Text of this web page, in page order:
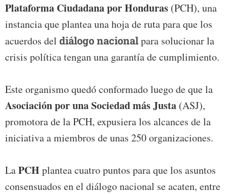
Plataforma Ciudadana por Honduras (PCH), una
instancia que plantea una hoja de ruta para que los
acuerdos del diálogo nacionalpara solucionar la
crisis política tengan una garantía de cumplimiento.
Este organismo quedó conformado luego de que la
Asociación por una Sociedad más Justa (ASJ),
promotora de la PCH, expusiera los alcances de la
iniciativa a miembros de unas 250 organizaciones.
LaPCH plantea cuatro puntos para que los asuntos
consensuados en el diálogo nacional se acaten, entre